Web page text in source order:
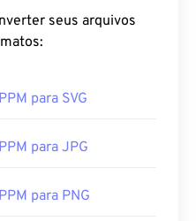
seus arquivos
PPM para SVG
PPM para JPG
PPM para PNG